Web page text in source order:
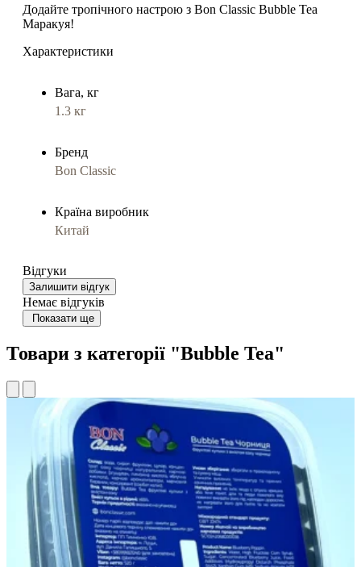
Додайте тропічного настрою з Bon Classic Bubble Tea
Маракуя!
Характеристики
Вага, кг
1.3 кг
Бренд
Bon Classic
Країна виробник
Китай
Відгуки
Залишити відгук
Немає відгуків
Показати ще
Товари з категорії "Bubble Tea"